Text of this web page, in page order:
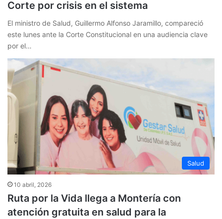
Corte por crisis en el sistema
El ministro de Salud, Guillermo Alfonso Jaramillo, compareció
este lunes ante la Corte Constitucional en una audiencia clave
por el…
Salud
10 abril, 2026
Ruta por la Vida llega a Montería con
atención gratuita en salud para la